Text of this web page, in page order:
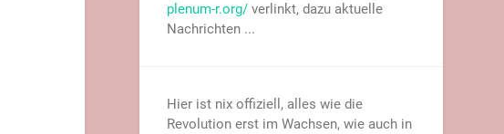
plenum-r.org/ verlinkt, dazu aktuelle
Nachrichten ...
Hier ist nix offiziell, alles wie die
Revolution erst im Wachsen, wie auch in